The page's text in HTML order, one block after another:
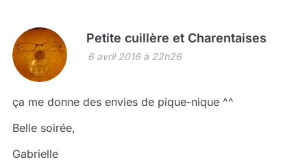
Petite cuillère et Charentaises
6 avril 2016 à 22h26
ça me donne des envies de pique-nique ^^
Belle soirée,
Gabrielle